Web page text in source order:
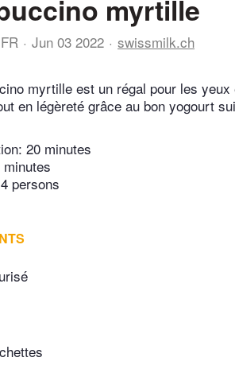
myrtille
Jun 03 2022 swissmilk.ch
myrtille est un régal pour les
en légèreté grâce au bon yogourt
20 minutes
minutes
persons